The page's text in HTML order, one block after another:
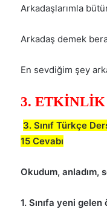
Arkadaşlarımla
Arkadaş demek
En sevdiğim şey
3. ETKİNLİK
3. Sınıf Türkçe
15 Cevabı
Okudum, anladım,
1. Sınıfa yeni